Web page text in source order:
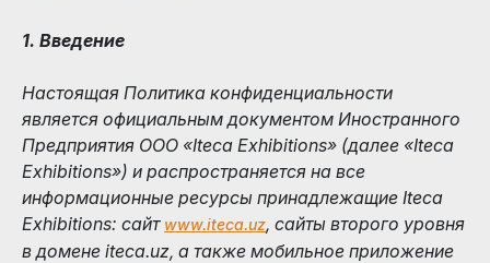
1. Введение
Настоящая Политика конфиденциальности
является официальным документом Иностранного
Предприятия ООО «Iteca Exhibitions» (далее «Iteca
Exhibitions») и распространяется на все
информационные ресурсы принадлежащие Iteca
Exhibitions: сайт www.iteca.uz, сайты второго уровня
в домене iteca.uz, а также мобильное приложение